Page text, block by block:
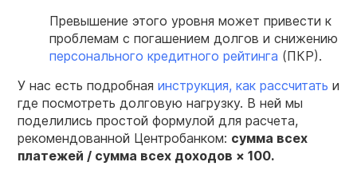
Превышение этого уровня может привести к
проблемам с погашением долгов и снижению
персонального кредитного рейтинга (ПКР).
У нас есть подробная инструкция, как рассчитать и
где посмотреть долговую нагрузку. В ней мы
поделились простой формулой для расчета,
рекомендованной Центробанком: сумма всех
платежей / сумма всех доходов × 100.